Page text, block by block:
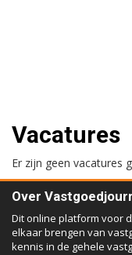
Vacatures
Er zijn geen vacatures
Over
Dit online platform voor
elkaar brengen van
kennis in de gehele